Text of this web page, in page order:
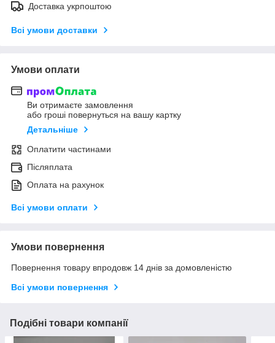
Доставка укрпоштою
Всі умови доставки
Умови оплати
Ви отримаєте замовлення
або гроші повернуться на вашу картку
Детальніше
Оплатити частинами
Післяплата
Оплата на рахунок
Всі умови оплати
Умови повернення
Повернення товару впродовж 14 днів за домовленістю
Всі умови повернення
Подібні товари компанії